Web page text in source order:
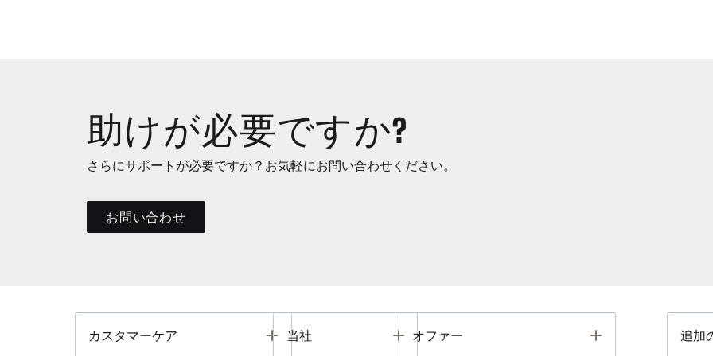
助けが必要ですか?
さらにサポートが必要ですか？お気軽にお問い合わせください。
お問い合わせ
カスタマーケア Toggle
当社 Toggle
オファー Toggle 追加